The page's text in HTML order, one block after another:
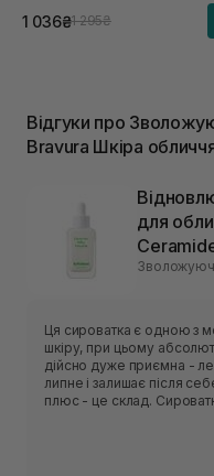
1 036₴1 295₴
Відгуки про
Bravura Шкіра
для
Ця сироватка є одною з
шкіру, при цьому
дійсно дуже приємна - легка, швидко поглинається, не
липне і залишає після
плюс - це склад.